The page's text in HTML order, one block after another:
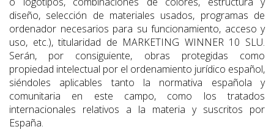
diseño, selección de materiales usados, programas de
ordenador necesarios para su funcionamiento, acceso y
uso, etc.), titularidad de MARKETING WINNER 10 SLU.
Serán, por consiguiente, obras protegidas como
propiedad intelectual por el ordenamiento jurídico español,
siéndoles aplicables tanto la normativa española y
comunitaria en este campo, como los tratados
internacionales relativos a la materia y suscritos por
España.